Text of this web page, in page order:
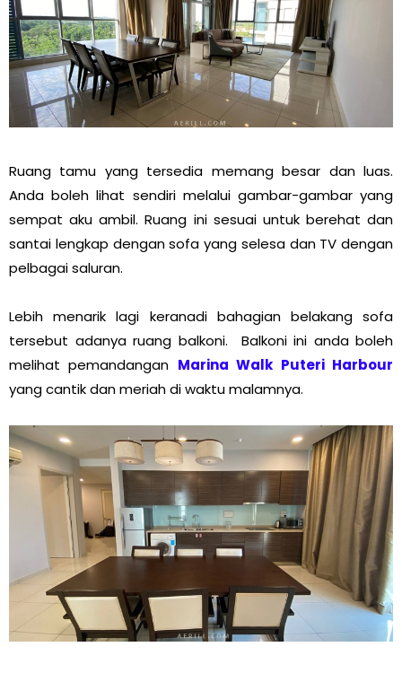
Ruang tamu yang tersedia memang besar dan luas.
Anda boleh lihat sendiri melalui gambar-gambar yang
sempat aku ambil. Ruang ini sesuai untuk berehat dan
santai lengkap dengan sofa yang selesa dan TV dengan
pelbagai saluran.
Lebih menarik lagi keranadi bahagian belakang sofa
tersebut adanya ruang balkoni. Balkoni ini anda boleh
melihat pemandangan Marina Walk Puteri Harbour
yang cantik dan meriah di waktu malamnya.